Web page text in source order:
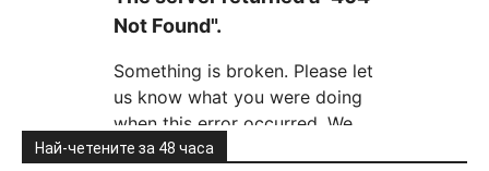
Най-четените за 48 часа